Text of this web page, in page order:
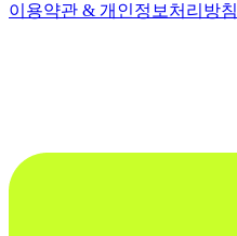
이용약관 & 개인정보처리방침